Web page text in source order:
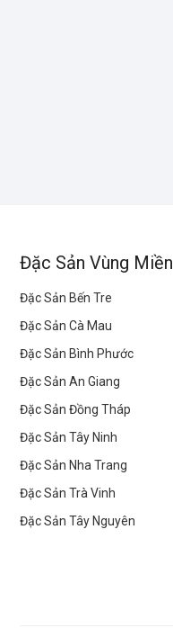
Đặc Sản Vùng Miền
Đặc Sản Bến Tre
Đặc Sản Cà Mau
Đặc Sản Bình Phước
Đặc Sản An Giang
Đặc Sản Đồng Tháp
Đặc Sản Tây Ninh
Đặc Sản Nha Trang
Đặc Sản Trà Vinh
Đặc Sản Tây Nguyên